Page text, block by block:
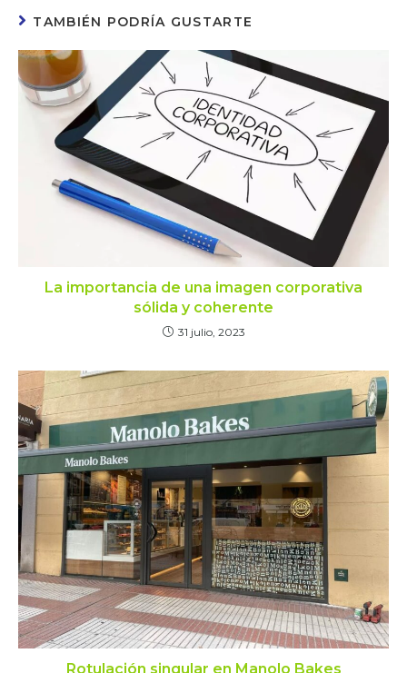
TAMBIÉN PODRÍA GUSTARTE
La importancia de una imagen corporativa
sólida y coherente
31 julio, 2023
Rotulación singular en Manolo Bakes